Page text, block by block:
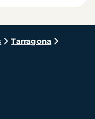
Tarragona